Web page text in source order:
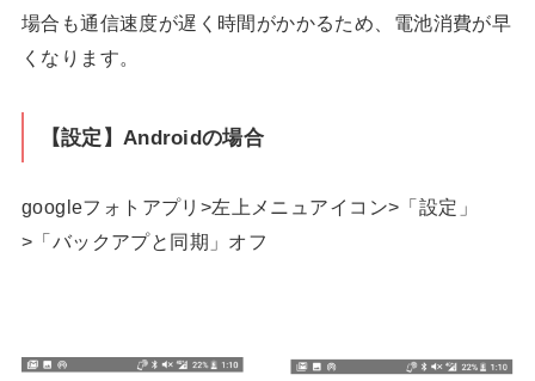
場合も通信速度が遅く時間がかかるため、電池消費が早
くなります。
【設定】Androidの場合
googleフォトアプリ>左上メニュアイコン>「設定」
>「バックアプと同期」オフ